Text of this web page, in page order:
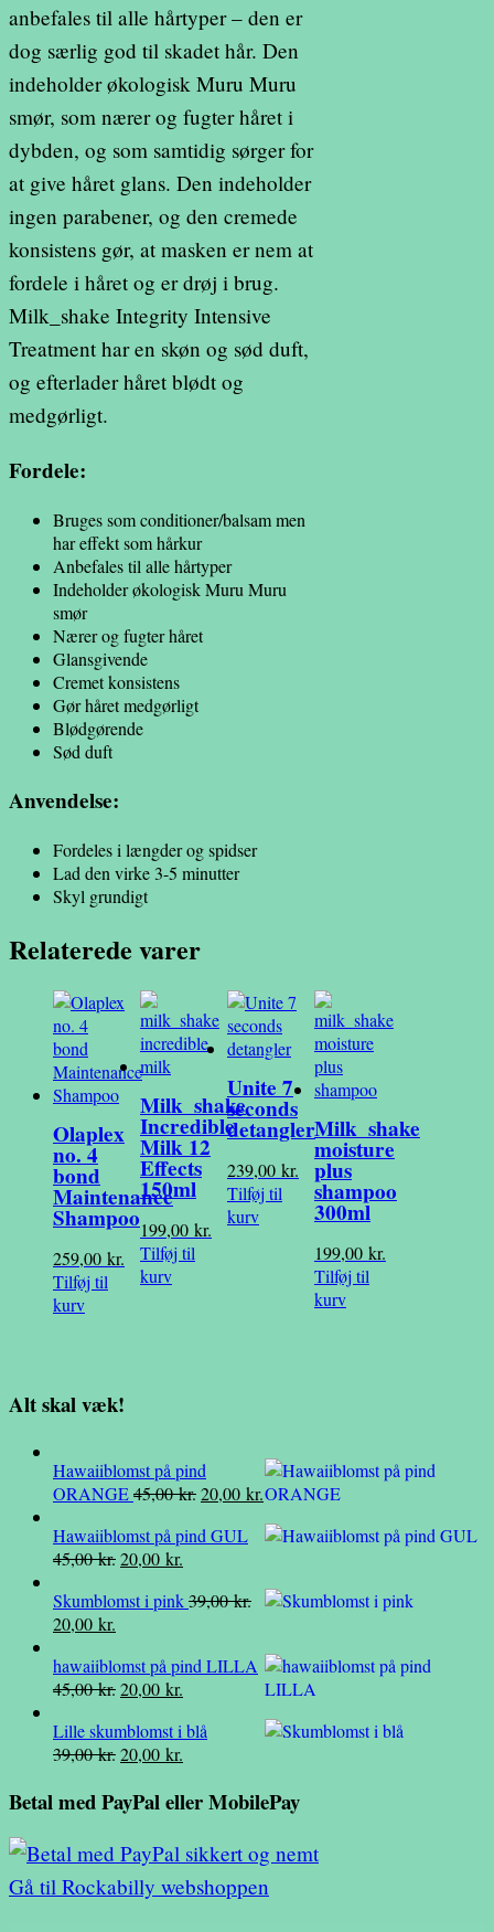
anbefales til alle hårtyper – den er
dog særlig god til skadet hår. Den
indeholder økologisk Muru Muru
smør, som nærer og fugter håret i
dybden, og som samtidig sørger for
at give håret glans. Den indeholder
ingen parabener, og den cremede
konsistens gør, at masken er nem at
fordele i håret og er drøj i brug.
Milk_shake Integrity Intensive
Treatment har en skøn og sød duft,
og efterlader håret blødt og
medgørligt.
Fordele:
Bruges som conditioner/balsam men
har effekt som hårkur
Anbefales til alle hårtyper
Indeholder økologisk Muru Muru
smør
Nærer og fugter håret
Glansgivende
Cremet konsistens
Gør håret medgørligt
Blødgørende
Sød duft
Anvendelse:
Fordeles i længder og spidser
Lad den virke 3-5 minutter
Skyl grundigt
Relaterede varer
Olaplex
no. 4
bond
Maintenance
Shampoo
259,00 kr.
Tilføj til
kurv
Milk_shake
Incredible
Milk 12
Effects
150ml
199,00 kr.
Tilføj til
kurv
Unite 7
seconds
detangler
239,00 kr.
Tilføj til
kurv
Milk_shake
moisture
plus
shampoo
300ml
199,00 kr.
Tilføj til
kurv
Alt skal væk!
Hawaiiblomst på pind
ORANGE45,00kr.Den
pris
45,00 kr..
20,00 kr.Den
pris
20,00 kr..
Hawaiiblomst på pind GUL
45,00kr.Den
pris
20,00 kr.
pris
Skumblomst i pink39,00kr.
Den
pris
var:
20,00 kr.
pris
er:
hawaiiblomst på pind LILLA
45,00kr.Den
pris
var:
20,00 kr.
pris
er:
Lille skumblomst i blå
39,00kr.Den
pris
39,00 kr..
20,00 kr.
pris
20,00 kr..
Betal med PayPal eller MobilePay
Gå til Rockabilly webshoppen